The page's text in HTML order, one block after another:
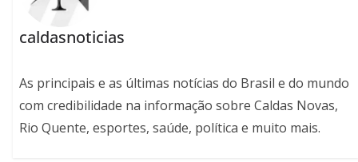
caldasnoticias
As principais e as últimas notícias do Brasil e do mundo
com credibilidade na informação sobre Caldas Novas,
Rio Quente, esportes, saúde, política e muito mais.